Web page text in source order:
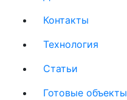
Контакты
Технология
Статьи
Готовые объекты